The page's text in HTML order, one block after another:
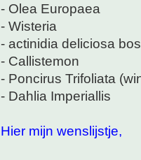
- Olea Europaea
- Wisteria
- actinidia deliciosa
- Callistemon
- Poncirus Trifoliata
- Dahlia Imperiallis
Hier mijn wenslijstje,